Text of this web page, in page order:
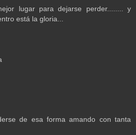
lugar para dejarse perder........ y
está la gloria...
de esa forma amando con tanta